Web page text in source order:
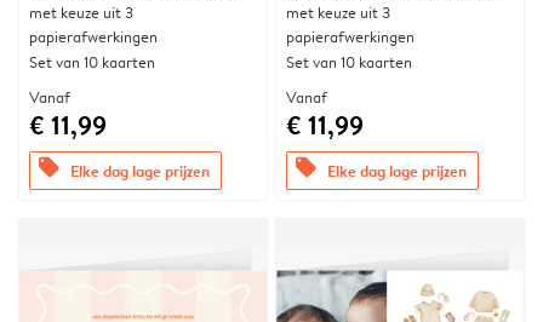
met keuze uit 3
papierafwerkingen
Set van 10 kaarten
Vanaf
€ 11,99
offers Elke dag lage prijzen
met keuze uit 3
papierafwerkingen
Set van 10 kaarten
Vanaf
€ 11,99
offers Elke dag lage prijzen